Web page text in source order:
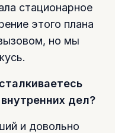
стационарное
этого плана
но мы
дел?
и довольно